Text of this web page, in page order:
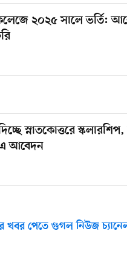
২০২৫ সালে ভর্তি:
স্নাতকোত্তরে
আবেদন
খবর পেতে গুগল নিউজ